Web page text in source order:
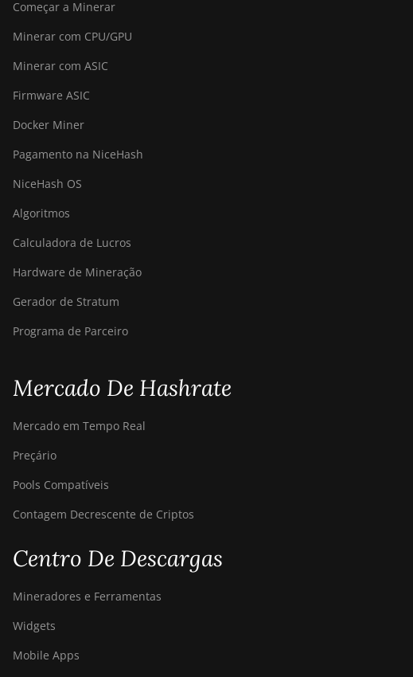
Começar a Minerar
Minerar com CPU/GPU
Minerar com ASIC
Firmware ASIC
Docker Miner
Pagamento na NiceHash
NiceHash OS
Algoritmos
Calculadora de Lucros
Hardware de Mineração
Gerador de Stratum
Programa de Parceiro
Mercado De Hashrate
Mercado em Tempo Real
Preçário
Pools Compatíveis
Contagem Decrescente de Criptos
Centro De Descargas
Mineradores e Ferramentas
Widgets
Mobile Apps